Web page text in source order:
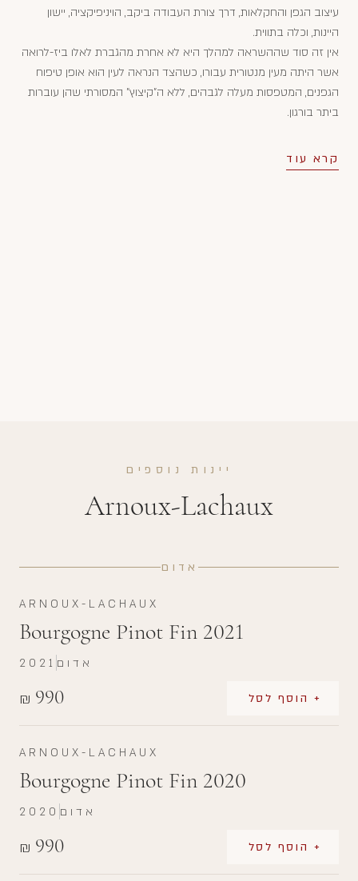
עיצוב הגפן והחקלאות, דרך צורת העבודה ביקב, הויניפיקציה, יישון
היינות, וכלה בתווית.
אין זה סוד שההשראה למהלך היא לא אחרת מהגברת לאלו ביז-לרואה
אשר היתה מעין מנטורית עבורו, כשהצד הנראה לעין הוא אופן טיפוח
הגפנים, המטפסות מעלה לגבהים, ללא ה"קיצוץ" המסורתי שהן עוברות
ביתר בורגון.
קרא עוד
יינות נוספים
Arnoux-Lachaux
אדום
ARNOUX-LACHAUX
Bourgogne Pinot Fin 2021
₪ 990 + הוסף לסל
2021 אדום
ARNOUX-LACHAUX
Bourgogne Pinot Fin 2020
₪ 990 + הוסף לסל
2020 אדום